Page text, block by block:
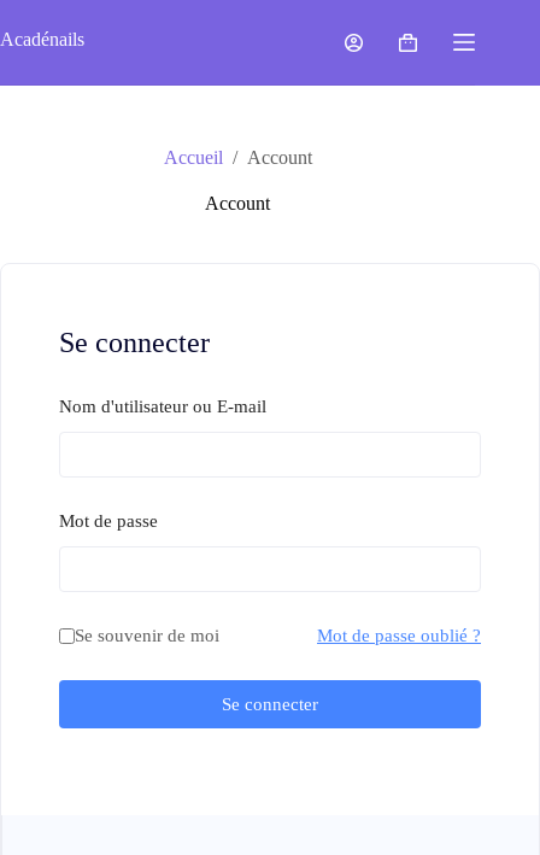
au
contenu
Acadénails
Panier
Accueil / Account
Account
Se connecter
Nom d'utilisateur ou E-mail
Mot de passe
Se souvenir de moi Mot de passe oublié ?
Se connecter